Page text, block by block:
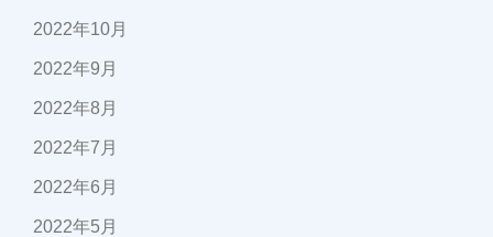
2022年10月
2022年9月
2022年8月
2022年7月
2022年6月
2022年5月